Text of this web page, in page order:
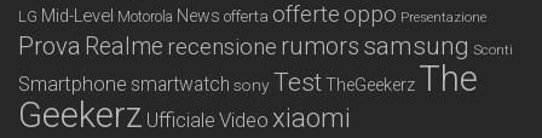
LG Mid-Level Motorola News offerta offerte oppo Presentazione
Prova Realme recensione rumors samsung Sconti
Smartphone smartwatch sony TestTheGeekerz The
Geekerz Ufficiale Video xiaomi